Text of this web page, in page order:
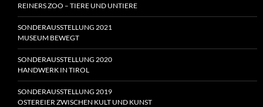
REINERS ZOO – TIERE UND UNTIERE
SONDERAUSSTELLUNG 2021
MUSEUM BEWEGT
SONDERAUSSTELLUNG 2020
HANDWERK IN TIROL
SONDERAUSSTELLUNG 2019
OSTEREIER ZWISCHEN KULT UND KUNST